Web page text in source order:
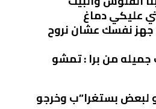
عليكي دماغ
نفسك عشان نروح
من برا : تمشو
بستغرا”ب وخرجو